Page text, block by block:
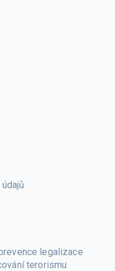
legalizace
terorismu